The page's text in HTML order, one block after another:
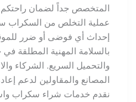
المتخصص جداً لضمان
عملية التخلص من السكراب
إحداث أي فوضى أو ضرر
بالسلامة المهنية المطلقة
والتحميل السريع. الشركاء
المصانع والمقاولين لدعم
نقدم خدمات شراء سكراب